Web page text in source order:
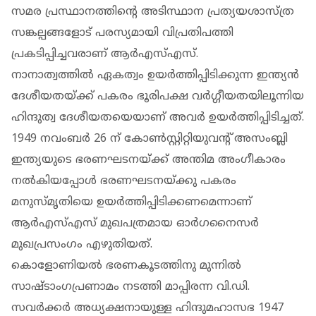
സമര പ്രസ്ഥാനത്തിന്റെ അടിസ്ഥാന പ്രത്യയശാസ്ത്ര
സങ്കല്പങ്ങളോട് പരസ്യമായി വിപ്രതിപത്തി
പ്രകടിപ്പിച്ചവരാണ് ആർഎസ്എസ്.
നാനാത്വത്തിൽ ഏകത്വം ഉയർത്തിപ്പിടിക്കുന്ന ഇന്ത്യൻ
ദേശീയതയ്ക്ക് പകരം ഭൂരിപക്ഷ വർഗ്ഗീയതയിലൂന്നിയ
ഹിന്ദുത്വ ദേശീയതയെയാണ് അവർ ഉയർത്തിപ്പിടിച്ചത്.
1949 നവംബർ 26 ന് കോൺസ്റ്റിറ്റിയുവന്റ് അസംബ്ലി
ഇന്ത്യയുടെ ഭരണഘടനയ്ക്ക് അന്തിമ അംഗീകാരം
നൽകിയപ്പോൾ ഭരണഘടനയ്ക്കു പകരം
മനുസ്മൃതിയെ ഉയർത്തിപ്പിടിക്കണമെന്നാണ്
ആർഎസ്എസ് മുഖപത്രമായ ഓർഗനൈസർ
മുഖപ്രസംഗം എഴുതിയത്.
കൊളോണിയൽ ഭരണകൂടത്തിനു മുന്നിൽ
സാഷ്ടാംഗപ്രണാമം നടത്തി മാപ്പിരന്ന വി.ഡി.
സവർക്കർ അധ്യക്ഷനായുള്ള ഹിന്ദുമഹാസഭ 1947